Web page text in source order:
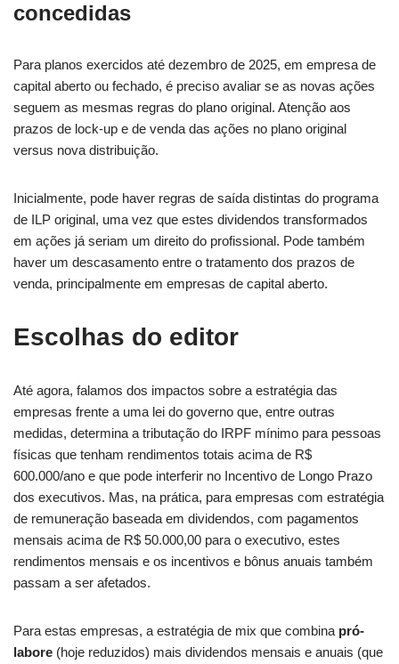
concedidas
Para planos exercidos até dezembro de 2025, em empresa de
capital aberto ou fechado, é preciso avaliar se as novas ações
seguem as mesmas regras do plano original. Atenção aos
prazos de lock-up e de venda das ações no plano original
versus nova distribuição.
Inicialmente, pode haver regras de saída distintas do programa
de ILP original, uma vez que estes dividendos transformados
em ações já seriam um direito do profissional. Pode também
haver um descasamento entre o tratamento dos prazos de
venda, principalmente em empresas de capital aberto.
Escolhas do editor
Até agora, falamos dos impactos sobre a estratégia das
empresas frente a uma lei do governo que, entre outras
medidas, determina a tributação do IRPF mínimo para pessoas
físicas que tenham rendimentos totais acima de R$
600.000/ano e que pode interferir no Incentivo de Longo Prazo
dos executivos. Mas, na prática, para empresas com estratégia
de remuneração baseada em dividendos, com pagamentos
mensais acima de R$ 50.000,00 para o executivo, estes
rendimentos mensais e os incentivos e bônus anuais também
passam a ser afetados.
Para estas empresas, a estratégia de mix que combina pró-
labore (hoje reduzidos) mais dividendos mensais e anuais (que